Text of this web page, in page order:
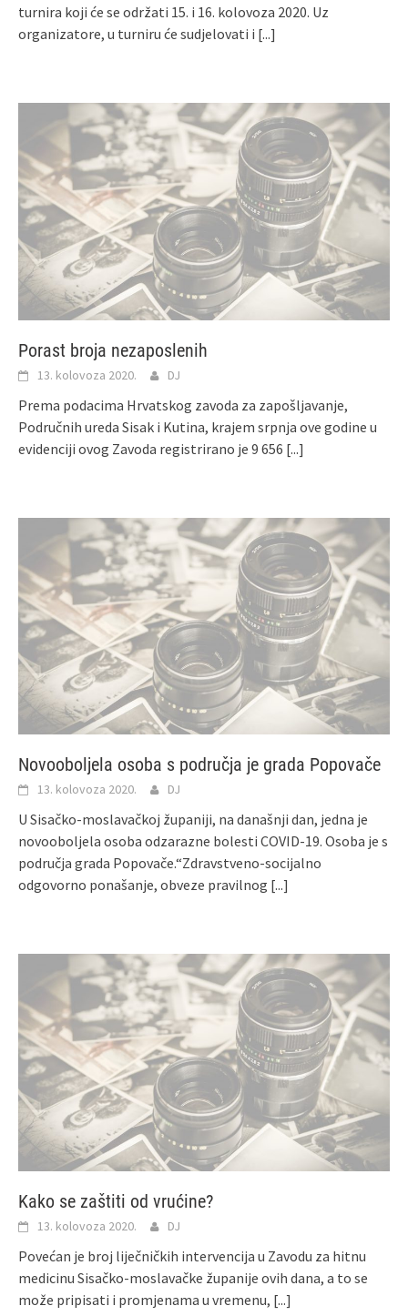
turnira koji će se održati 15. i 16. kolovoza 2020. Uz
organizatore, u turniru će sudjelovati i [...]
Porast broja nezaposlenih
13. kolovoza 2020. DJ
Prema podacima Hrvatskog zavoda za zapošljavanje,
Područnih ureda Sisak i Kutina, krajem srpnja ove godine u
evidenciji ovog Zavoda registrirano je 9 656 [...]
Novooboljela osoba s područja je grada Popovače
13. kolovoza 2020. DJ
U Sisačko-moslavačkoj županiji, na današnji dan, jedna je
novooboljela osoba odzarazne bolesti COVID-19. Osoba je s
područja grada Popovače.“Zdravstveno-socijalno
odgovorno ponašanje, obveze pravilnog [...]
Kako se zaštiti od vrućine?
13. kolovoza 2020. DJ
Povećan je broj liječničkih intervencija u Zavodu za hitnu
medicinu Sisačko-moslavačke županije ovih dana, a to se
može pripisati i promjenama u vremenu, [...]